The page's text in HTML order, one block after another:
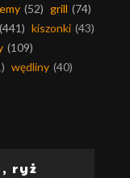
(52) grill (74)
(441) kiszonki (43)
(109)
wędliny (40)
ryż